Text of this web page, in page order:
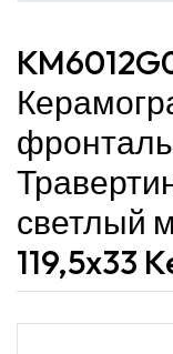
светлый
119,5x33